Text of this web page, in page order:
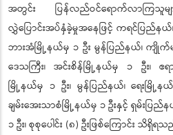
အတွင်း ပြန်လည်ဝင်ရောက်လာကြသူမ
လွှဲပြောင်းအပ်နှံခဲ့မှုအနေဖြင့် ကရင်ပြည်နယ်
ဘားအံမြို့နယ်မှ ၁ ဦး မွန်ပြည်နယ်၊ ကျိုက်
ဒေသကြီး၊ အင်းစိန်မြို့နယ်မှ ၁ ဦး၊ ဧ
မြို့နယ်မှ ၁ ဦး၊ မွန်ပြည်နယ်၊ ရေးမြို့နယ်
ချမ်းအေးသာစံမြို့နယ်မှ ၁ ဦးနှင့် ရှမ်းပြ
၁ ဦး၊ စုစုပေါင်း (၈) ဦးဖြစ်ကြောင်း သိရှိရသ